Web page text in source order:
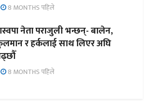
8 MONTHS पहिले
नेता पराजुली भन्छन्- बालेन,
र हर्कलाई साथ लिएर अघि
8 MONTHS पहिले